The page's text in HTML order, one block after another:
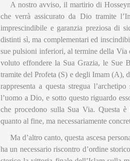
A nostro avviso, il martirio di
che verrà assicurato da Dio tramite
imprescindibile e garanzia preziosa di
distinti sì, ma complementari ed
sue pulsioni inferiori, al termine della Via
voluto effondere la Sua Grazia, le Sue
tramite del Profeta (S) e degli Imam (A),
rappresenta a questa stregua
l’uomo a Dio, e sotto questo riguardo
che procedono sulla Sua Via. Questa è
quanto al fine, ma necessariamente
Ma d’altro canto, questa ascesa
ha un necessario riscontro d’ordine